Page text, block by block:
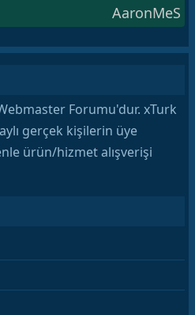
AaronMeS
Forumu'dur. xTurk
gerçek kişilerin üye
ürün/hizmet alışverişi